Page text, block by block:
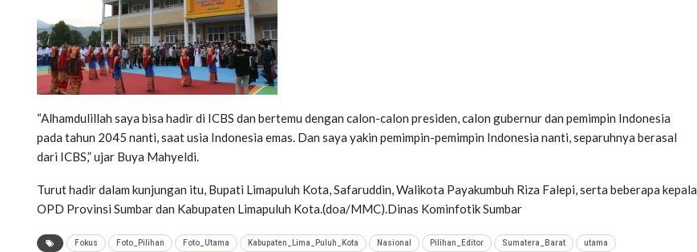
“Alhamdulillah saya bisa hadir di ICBS dan bertemu dengan calon-calon presiden, calon gubernur dan pemimpin Indonesia
pada tahun 2045 nanti, saat usia Indonesia emas. Dan saya yakin pemimpin-pemimpin Indonesia nanti, separuhnya berasal
dari ICBS,” ujar Buya Mahyeldi.
Turut hadir dalam kunjungan itu, Bupati Limapuluh Kota, Safaruddin, Walikota Payakumbuh Riza Falepi, serta beberapa kepala
OPD Provinsi Sumbar dan Kabupaten Limapuluh Kota.(doa/MMC).Dinas Kominfotik Sumbar
Fokus Foto_Pilihan Foto_Utama Kabupaten_Lima_Puluh_Kota Nasional Pilihan_Editor Sumatera_Barat utama